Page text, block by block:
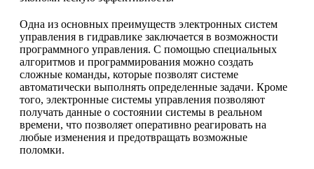
Одна из основных преимуществ электронных систем
управления в гидравлике заключается в возможности
программного управления. С помощью специальных
алгоритмов и программирования можно создать
сложные команды, которые позволят системе
автоматически выполнять определенные задачи. Кроме
того, электронные системы управления позволяют
получать данные о состоянии системы в реальном
времени, что позволяет оперативно реагировать на
любые изменения и предотвращать возможные
поломки.